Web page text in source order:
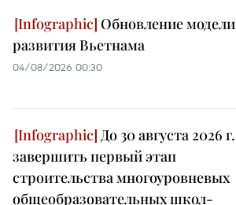
Обновление модели
развития Вьетнама
04/08/2026 00:30
До 30 августа 2026 г.
завершить первый этап
строительства многоуровневых
общеобразовательных школ-